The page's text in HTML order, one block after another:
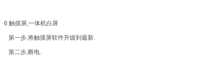
6.触摸屏,一体机白屏
第一步,将触摸屏软件升级到最新.
第二步,断电.